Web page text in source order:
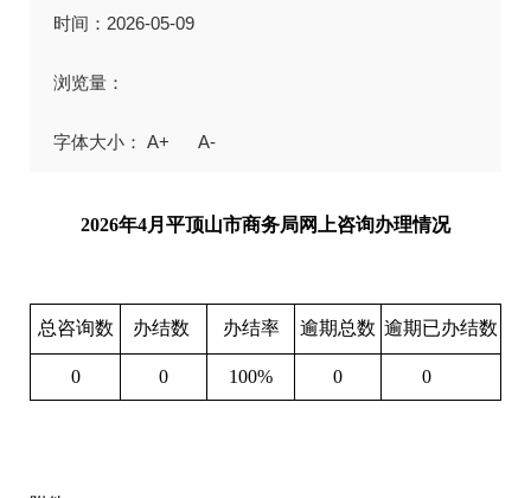
时间：2026-05-09
浏览量：
A+ A-
2026年4月平顶山市商务局网上咨询办理情况
总咨询数 办结数 办结率 逾期总数 逾期已办结数
0 0 100% 0 0